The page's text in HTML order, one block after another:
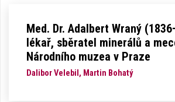
Med. Dr. Adalbert Wraný
lékař, sběratel minerálů a
Národního muzea v Praze
Dalibor Velebil, Martin Bohatý